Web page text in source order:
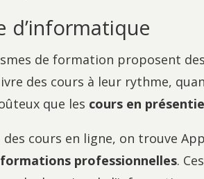
d’informatique
de formation proposent
des cours à leur rythme,
que les cours en
cours en ligne, on trouve
formations professionnelles.